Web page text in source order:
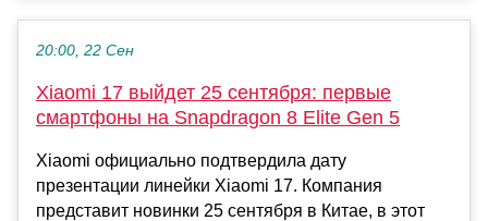
20:00, 22 Сен
Xiaomi 17 выйдет 25 сентября: первые
смартфоны на Snapdragon 8 Elite Gen 5
Xiaomi официально подтвердила дату
презентации линейки Xiaomi 17. Компания
представит новинки 25 сентября в Китае, в этот